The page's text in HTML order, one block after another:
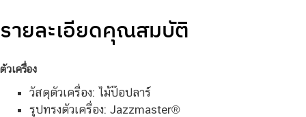
รายละเอียดคุณสมบัติ
ตัวเครื่อง
วัสดุตัวเครื่อง: ไม้ป๊อปลาร์
รูปทรงตัวเครื่อง: Jazzmaster®